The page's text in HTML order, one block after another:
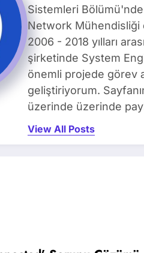
Sistemleri Bölümü'nde
Network Mühendisliği
2006 - 2018 yılları
şirketinde System
önemli projede görev
geliştiriyorum.
üzerinde üzerinde
View All Posts